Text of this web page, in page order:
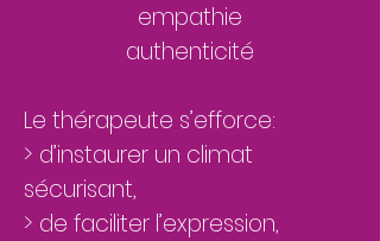
empathie
authenticité
​Le thérapeute s’efforce:
> d’instaurer un climat
sécurisant,
> de faciliter l’expression,